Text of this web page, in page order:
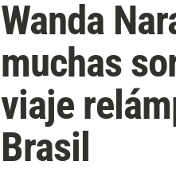
Wanda
muchas
viaje
Brasil